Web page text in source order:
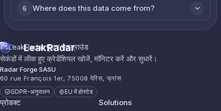
6 Where does this data come from?
LeakRadar
सेकंडों में लीक हुए क्रेडेंशियल खोजें, मॉनिटर करें और सुधारें।
Radar Forge SASU
60 rue François 1er, 75008 पेरिस, फ्रांस
GDPR-अनुपालन EU में होस्टेड
प्रोडक्ट Solutions